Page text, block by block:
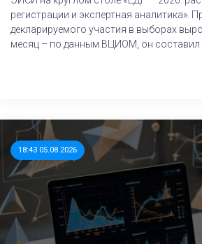
регистрации и экспертная аналитика».
декларируемого участия в выборах
месяц – по данным ВЦИОМ, он составил
18:43 05.08.2026